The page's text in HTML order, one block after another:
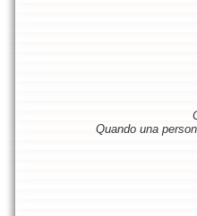
Quando una